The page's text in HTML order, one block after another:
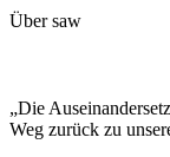
Über saw
„Die
Weg zurück zu